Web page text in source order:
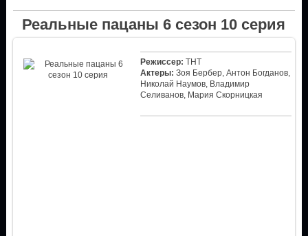
Реальные пацаны 6 сезон 10 серия
Режиссер: ТНТ
Актеры: Зоя Бербер, Антон Богданов,
Николай Наумов, Владимир
Селиванов, Мария Скорницкая